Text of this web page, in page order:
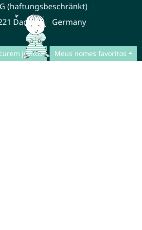
juntos Meus nomes favoritos
(haftungsbeschränkt)
Dachau Germany